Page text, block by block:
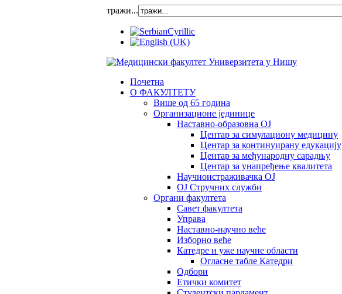
тражи...
Почетна
О ФАКУЛТЕТУ
Више од 65 година
Организационе јединице
Наставно-образовна OJ
Центар за симулациону медицину
Центар за континуирану едукацију
Центар за међународну сарадњу
Центар за унапређење квалитета
Научноистраживачка ОЈ
OJ Стручних служби
Органи факултета
Савет факултета
Управа
Наставно-научно веће
Изборно веће
Катедре и уже научне области
Огласне табле Катедри
Одбори
Етички комитет